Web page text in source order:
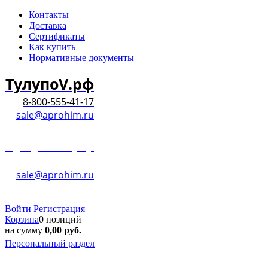
Контакты
Доставка
Сертификаты
Как купить
Нормативные документы
ТулупоV.рф
8-800-555-41-17
sale@aprohim.ru
sale@aprohim.ru
Войти Регистрация
Корзина0 позиций
на сумму 0,00 руб.
Персональный раздел